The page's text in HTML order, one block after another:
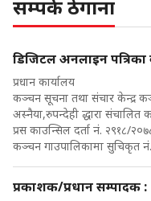
सम्पर्क ठेगाना
डिजिटल अनलाइन
प्रधान कार्यालय
कञ्चन सूचना तथा संचार केन्द्र
अस्नैया,रुपन्देही द्धारा
प्रस काउन्सिल दर्ता नं. २९१८/
कञ्चन गाउपालिकामा सुचिकृत
प्रकाशक/प्रधान सम्पादक :